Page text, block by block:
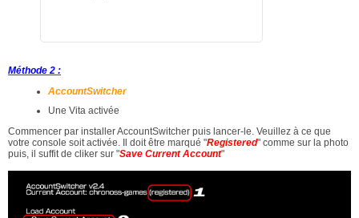
Méthode 2 :
AccountSwitcher
Une Vita activée
Commencer par installer AccountSwitcher puis lancer-le. Veuillez à ce que
votre console soit activée. Il doit être marqué "Registered" comme sur la photo
puis, il suffit de cliker sur "Save Current Account"